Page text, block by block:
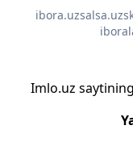
ibora.uzsalsa.uz
Imlo.uz